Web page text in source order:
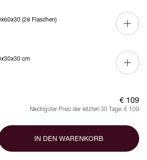
(28 Flaschen)
cm
€ 109
Niedrigster Preis der letzten 30 Tage: € 109
IN DEN WARENKORB